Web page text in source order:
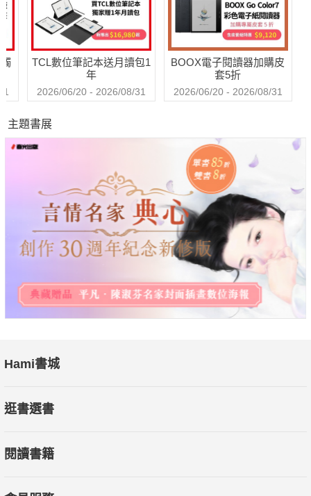
當人受到暗示，會聽從任何要求嗎？
20世紀的米爾格倫實驗，要求受試者對犯錯的學生施予電擊，而
當電擊已經達到危險等級，多數受試者仍然順從指示，不顧他人
痛苦地按下電擊按鈕，證明了比想像中更多的人在面對權威時，
引來非議，但也正是受試者深刻相信了身穿白袍、看起來相當專
業的米爾格倫，實驗才得以完成。
只靠「心理作用」就能改善症狀、調整生理機能？
1927年，布魯諾．布洛赫將病患感染疣的手放入一個其實毫無療
效的「電動機器」中，接著用無毒染料塗抹患者的疣，並告訴他
們在顏色消失前不要觸摸患部。三個月後，在可追蹤的179名患
者中，78.5%的人手上的疣完全消失。除了疣，阿米爾．拉茲也
提出了濕疹、ADHD、妥瑞氏症等病症實際案例，說明只要正向
暗示患者，讓患者「相信」自己正在痊癒，症狀就有可能消弭。
捏造記憶、植入信念，暗示也能夠帶風向
夠藉由誘導式民調、對證人的偵查訊問與假新聞決定大眾輿論與
藉以操弄政治與社會議題，2018年愛爾蘭的一項研究顯示，在
中更有三分之一的人能夠具體描述醜聞細節。而在深偽技術興起
來愈難以分辨真假，更加助長暗示以假新聞的形式影響社會的規
TCL數位筆記本送月讀包1
年
2026/06/20 - 2026/08/31
BOOX電子閱讀器加購皮
套5折
2026/06/20 - 2026/08/31
主題書展
Hami書城
逛書選書
閱讀書籍